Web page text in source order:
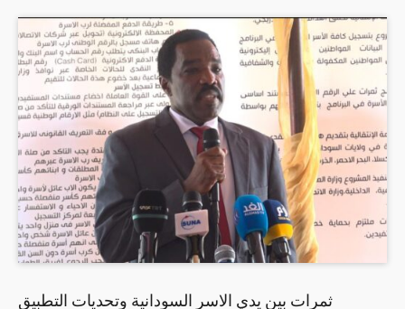
ثمرات بين يدي الاسر السودانية وتحديات التطبيق